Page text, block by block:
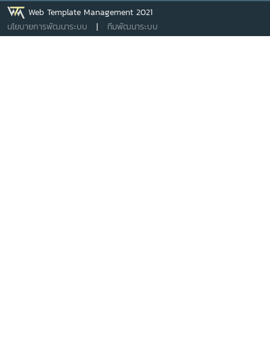
Web Template Management 2021
นโยบายการพัฒนาระบบ | ทีมพัฒนาระบบ